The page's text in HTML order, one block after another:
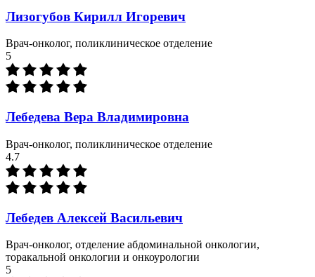
Лизогубов Кирилл Игоревич
Врач-онколог, поликлиническое отделение
5
Лебедева Вера Владимировна
Врач-онколог, поликлиническое отделение
4.7
Лебедев Алексей Васильевич
Врач-онколог, отделение абдоминальной онкологии,
торакальной онкологии и онкоурологии
5